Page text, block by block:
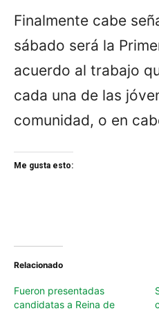
Finalmente cabe
sábado será la
acuerdo al trabajo
cada una de las
comunidad, o en
Me gusta esto:
Relacionado
Fueron presentadas
candidatas a Reina de